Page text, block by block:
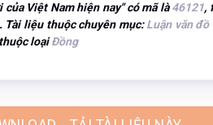
Việt Nam hiện nay" có mã là46121,
Tài liệu thuộc chuyên mục:Luận văn đồ
loạiĐồng